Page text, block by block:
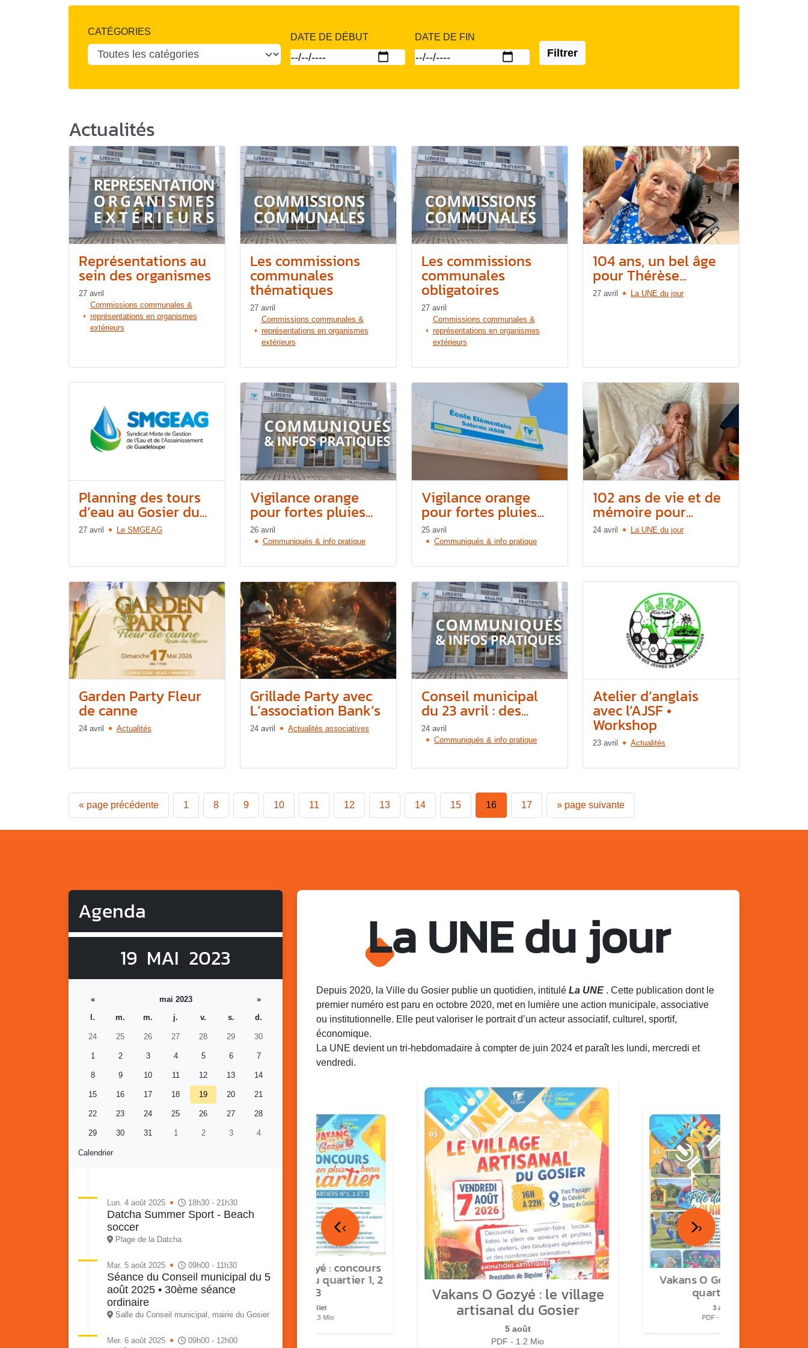
CATÉGORIES
DATE DE DÉBUT DATE DE FIN
Filtrer
Actualités
Représentations au
sein des organismes
27 avril
Commissions communales &
représentations en organismes
extérieurs
Les commissions
communales
thématiques
27 avril
Commissions communales &
représentations en organismes
extérieurs
Les commissions
communales
obligatoires
27 avril
Commissions communales &
représentations en organismes
extérieurs
104 ans, un bel âge
pour Thérèse...
27 avril La UNE du jour
Planning des tours
d’eau au Gosier du...
27 avril Le SMGEAG
Vigilance orange
pour fortes pluies...
26 avril
Communiqués & info pratique
Vigilance orange
pour fortes pluies...
25 avril
Communiqués & info pratique
102 ans de vie et de
mémoire pour...
24 avril La UNE du jour
Garden Party Fleur
de canne
24 avril Actualités
Grillade Party avec
L’association Bank’s
24 avril Actualités associatives
Conseil municipal
du 23 avril : des...
24 avril
Communiqués & info pratique
Atelier d’anglais
avec l’AJSF •
Workshop
23 avril Actualités
« page précédente 1 8 9 10 11 12 13 14 15 16 17 » page suivante
Agenda
19 MAI 2023
Calendrier
« mai 2023
»
l.
m. m. j. v. s. d.
24 25 26 27 28 29 30
1 2 3 4 5 6 7
8 9 10 11 12 13 14
15 16 17 18 19 20 21
22 23 24 25 26 27 28
29 30 31 1 2 3 4
Lun. 4 août 2025 18h30 - 21h30
Datcha Summer Sport - Beach
soccer
Plage de la Datcha
Mar. 5 août 2025 09h00 - 11h30
Séance du Conseil municipal du 5
août 2025 • 30ème séance
ordinaire
Salle du Conseil municipal, mairie du Gosier
Mer. 6 août 2025 09h00 - 12h00
La UNE du jour
Depuis 2020, la Ville du Gosier publie un quotidien, intitulé La UNE . Cette publication dont le
premier numéro est paru en octobre 2020, met en lumière une action municipale, associative
ou institutionnelle. Elle peut valoriser le portrait d’un acteur associatif, culturel, sportif,
économique.
La UNE devient un tri-hebdomadaire à compter de juin 2024 et paraît les lundi, mercredi et
vendredi.
Retour en images sur
Vakans O Gozyé animations
en livre, fête du conseil de
quartier n°3, Gosier beach
summer volley
23 juillet
PDF - 5.1 Mio
Vakans o Gozyé : concours
mon plus beau quartier 1, 2
& 3
17 juillet
PDF - 1.3 Mio
Vakans O Gozyé : le village
artisanal du Gosier
5 août
PDF - 1.2 Mio
Vakans O Gozyé : fête de
quartier n°2
3 août
PDF - 2.3 Mio
‹ ›